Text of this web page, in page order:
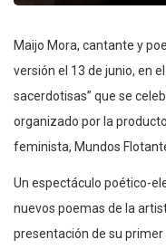
Maijo Mora, cantante y
versión el 13 de junio, en
sacerdotisas” que se
organizado por la
feminista, Mundos
Un espectáculo poético-
nuevos poemas de la
presentación de su